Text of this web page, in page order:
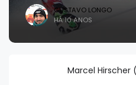
GUSTAVO LONGO
HÁ 10 ANOS
Marcel Hirscher